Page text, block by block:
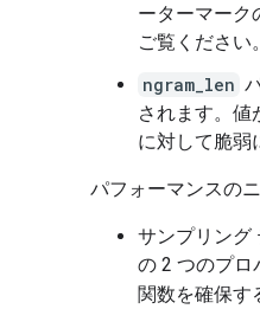
ーターマーク
ご覧ください。
ngram_len
されます。値
に対して脆弱
パフォーマンスの
サンプリング
の 2 つのプロ
関数を確保す